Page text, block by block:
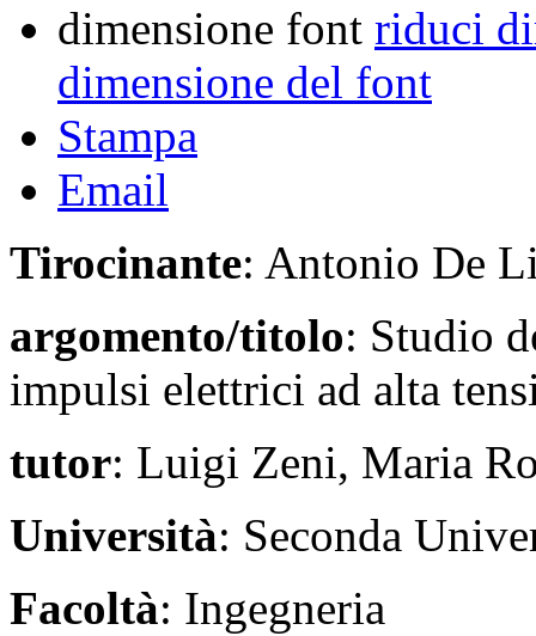
dimensione font riduci
dimensione del font
Stampa
Email
Tirocinante: Antonio De
argomento/titolo: Studio
impulsi elettrici ad alta
tutor: Luigi Zeni, Maria
Università: Seconda
Facoltà: Ingegneria